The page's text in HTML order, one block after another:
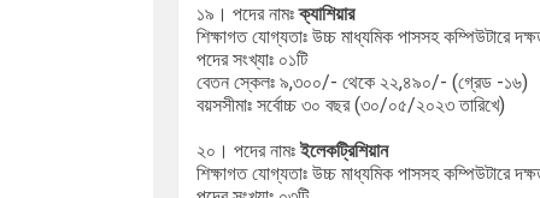
১৯। পদের নামঃক্যাশিয়ার
শিক্ষাগত যোগ্যতাঃ উচ্চ মাধ্যমিক পাসসহ কম্পিউটারে
পদের সংখ্যাঃ ০১টি
বেতন স্কেলঃ ৯,৩০০/- থেকে ২২,৪৯০/- (গ্রেড -১৬)
বয়সসীমাঃ সর্বোচ্চ ৩০ বছর (৩০/০৫/২০২৩ তারিখে)
২০। পদের নামঃ ইলেকট্রিশিয়ান
শিক্ষাগত যোগ্যতাঃ উচ্চ মাধ্যমিক পাসসহ কম্পিউটারে